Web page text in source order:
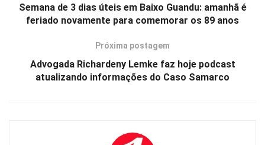
Semana de 3 dias úteis em Baixo Guandu: amanhã é
feriado novamente para comemorar os 89 anos
Próxima postagem
Advogada Richardeny Lemke faz hoje podcast
atualizando informações do Caso Samarco